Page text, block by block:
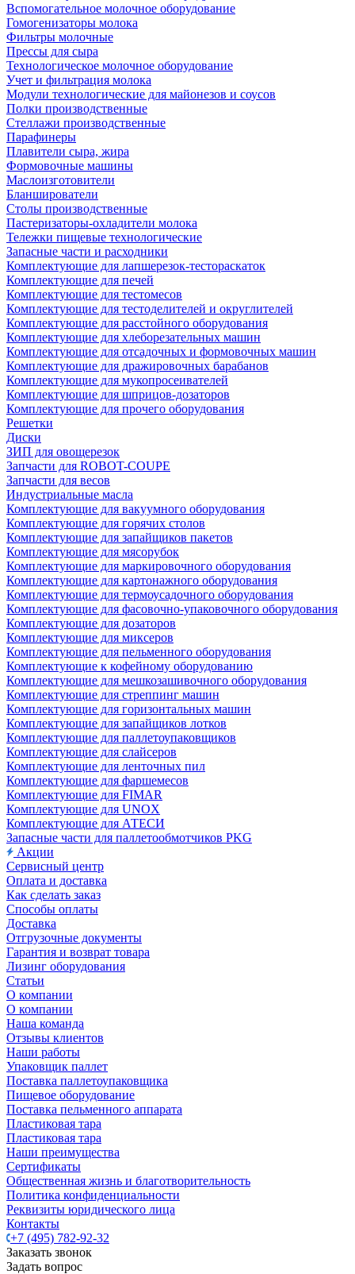
Вспомогательное молочное оборудование
Гомогенизаторы молока
Фильтры молочные
Прессы для сыра
Технологическое молочное оборудование
Учет и фильтрация молока
Модули технологические для майонезов и соусов
Полки производственные
Стеллажи производственные
Парафинеры
Плавители сыра, жира
Формовочные машины
Маслоизготовители
Бланширователи
Столы производственные
Пастеризаторы-охладители молока
Тележки пищевые технологические
Запасные части и расходники
Комплектующие для лапшерезок-тестораскаток
Комплектующие для печей
Комплектующие для тестомесов
Комплектующие для тестоделителей и округлителей
Комплектующие для расстойного оборудования
Комплектующие для хлеборезательных машин
Комплектующие для отсадочных и формовочных машин
Комплектующие для дражировочных барабанов
Комплектующие для мукопросеивателей
Комплектующие для шприцов-дозаторов
Комплектующие для прочего оборудования
Решетки
Диски
ЗИП для овощерезок
Запчасти для ROBOT-COUPE
Запчасти для весов
Индустриальные масла
Комплектующие для вакуумного оборудования
Комплектующие для горячих столов
Комплектующие для запайщиков пакетов
Комплектующие для мясорубок
Комплектующие для маркировочного оборудования
Комплектующие для картонажного оборудования
Комплектующие для термоусадочного оборудования
Комплектующие для фасовочно-упаковочного оборудования
Комплектующие для дозаторов
Комплектующие для миксеров
Комплектующие для пельменного оборудования
Комплектующие к кофейному оборудованию
Комплектующие для мешкозашивочного оборудования
Комплектующие для стреппинг машин
Комплектующие для горизонтальных машин
Комплектующие для запайщиков лотков
Комплектующие для паллетоупаковщиков
Комплектующие для слайсеров
Комплектующие для ленточных пил
Комплектующие для фаршемесов
Комплектующие для FIMAR
Комплектующие для UNOX
Комплектующие для АТЕСИ
Запасные части для паллетообмотчиков PKG
Акции
Сервисный центр
Оплата и доставка
Как сделать заказ
Способы оплаты
Доставка
Отгрузочные документы
Гарантия и возврат товара
Лизинг оборудования
Статьи
О компании
О компании
Наша команда
Отзывы клиентов
Наши работы
Упаковщик паллет
Поставка паллетоупаковщика
Пищевое оборудование
Поставка пельменного аппарата
Пластиковая тара
Пластиковая тара
Наши преимущества
Сертификаты
Общественная жизнь и благотворительность
Политика конфиденциальности
Реквизиты юридического лица
Контакты
+7 (495) 782-92-32
Заказать звонок
Задать вопрос